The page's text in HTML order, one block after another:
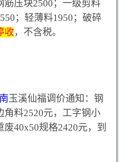
筋压块2500；一级剪料
；轻薄料1950；破碎
收，不含税。
玉溪仙福调价通知：钢
角料2520元，工字钢小
40x50规格2420元，到